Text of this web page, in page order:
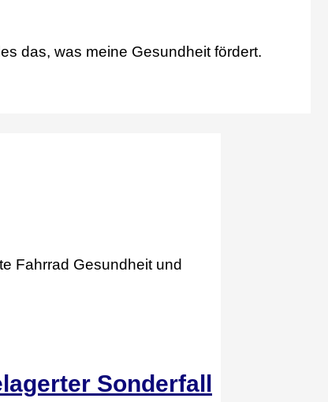
das, was meine Gesundheit fördert.
Fahrrad Gesundheit und
Sonderfall